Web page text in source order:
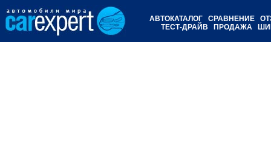
АВТОКАТАЛОГ СРАВНЕНИЕ
ТЕСТ-ДРАЙВ
ПРОДАЖА